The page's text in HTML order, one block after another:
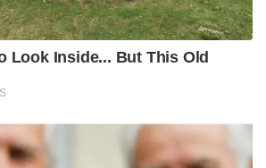
Look Inside... But This Old